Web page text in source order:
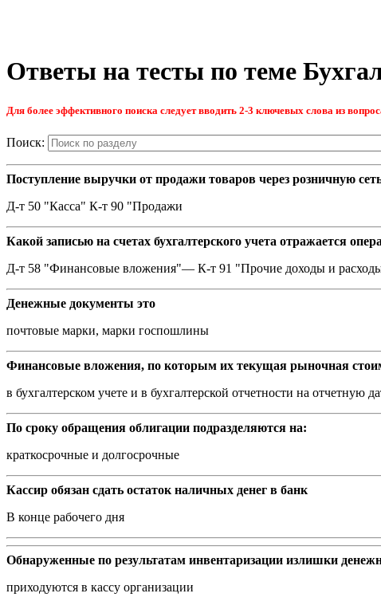
Ответы на тесты по теме
Для более эффективного поиска следует вводить 2-3 ключевых слова из
Поиск:
Поступление выручки от продажи товаров через розничную
Д-т 50 "Касса" К-т 90 "Продажи
Какой записью на счетах бухгалтерского учета отражается
Д-т 58 "Финансовые вложения"— К-т 91 "Прочие доходы и
Денежные документы это
почтовые марки, марки госпошлины
Финансовые вложения, по которым их текущая рыночная
в бухгалтерском учете и в бухгалтерской отчетности на отчетную
По сроку обращения облигации подразделяются на:
краткосрочные и долгосрочные
Кассир обязан сдать остаток наличных денег в банк
В конце рабочего дня
Обнаруженные по результатам инвентаризации излишки
приходуются в кассу организации